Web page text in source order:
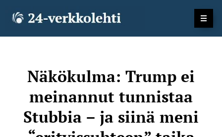
Näkökulma: Trump ei
meinannut tunnistaa
Stubbia – ja siinä meni